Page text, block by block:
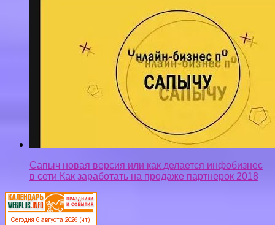
Сапыч новая версия или как делается инфобизнес
в сети Как заработать на продаже партнерок 2018